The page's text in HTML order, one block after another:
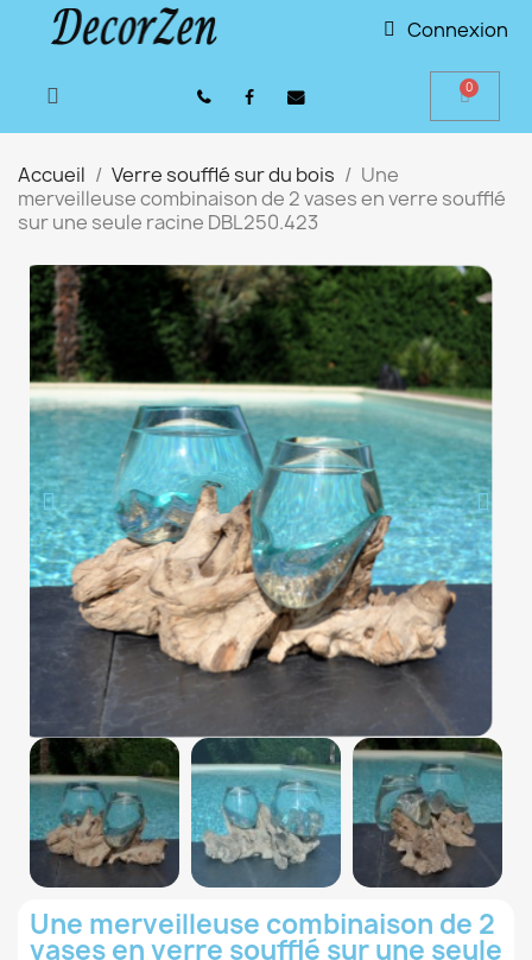
Connexion
Accueil Verre soufflé sur du bois
Une
merveilleuse combinaison de 2 vases en verre soufflé
sur une seule racine DBL250.423
Une merveilleuse combinaison de 2
vases en verre soufflé sur une seule